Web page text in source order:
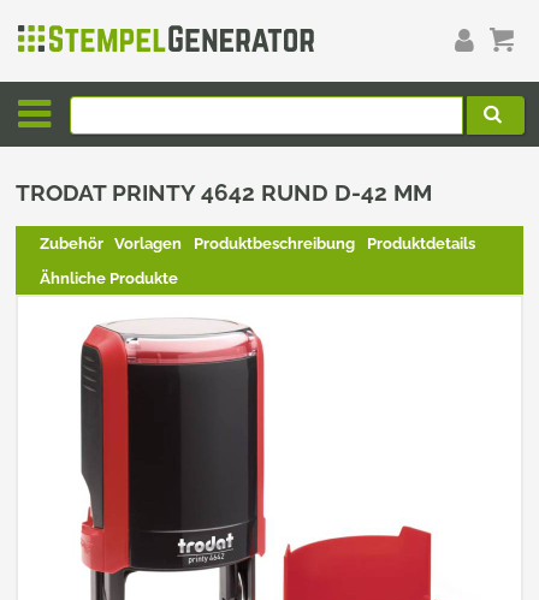
TRODAT PRINTY 4642 RUND D-42 MM
Zubehör Vorlagen Produktbeschreibung
Produktdetails
Ähnliche Produkte